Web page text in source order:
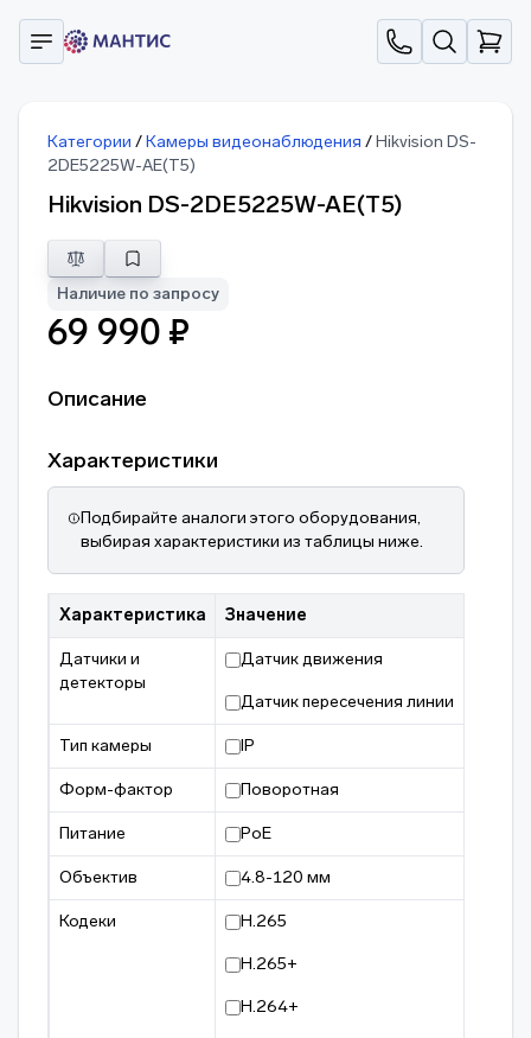
Категории /Камеры видеонаблюдения /Hikvision DS-
2DE5225W-AE(T5)
Hikvision DS-2DE5225W-AE(T5)
Наличие по запросу
69 990 ₽
Описание
Характеристики
Подбирайте аналоги этого оборудования,
выбирая характеристики из таблицы ниже.
Характеристика Значение
Датчики и
детекторы
Датчик движения
Датчик пересечения линии
Тип камеры IP
Форм-фактор Поворотная
Питание PoE
Объектив 4.8-120 мм
Кодеки H.265
H.265+
H.264+